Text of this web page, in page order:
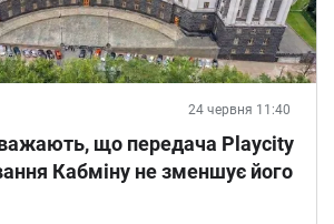
24 червня 11:40
що передача Playcity
Кабміну не зменшує його